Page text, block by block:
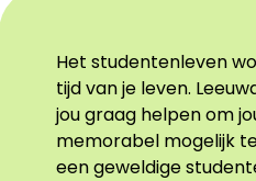
Het studentenleven
tijd van je leven.
jou graag helpen om
memorabel mogelijk
een geweldige